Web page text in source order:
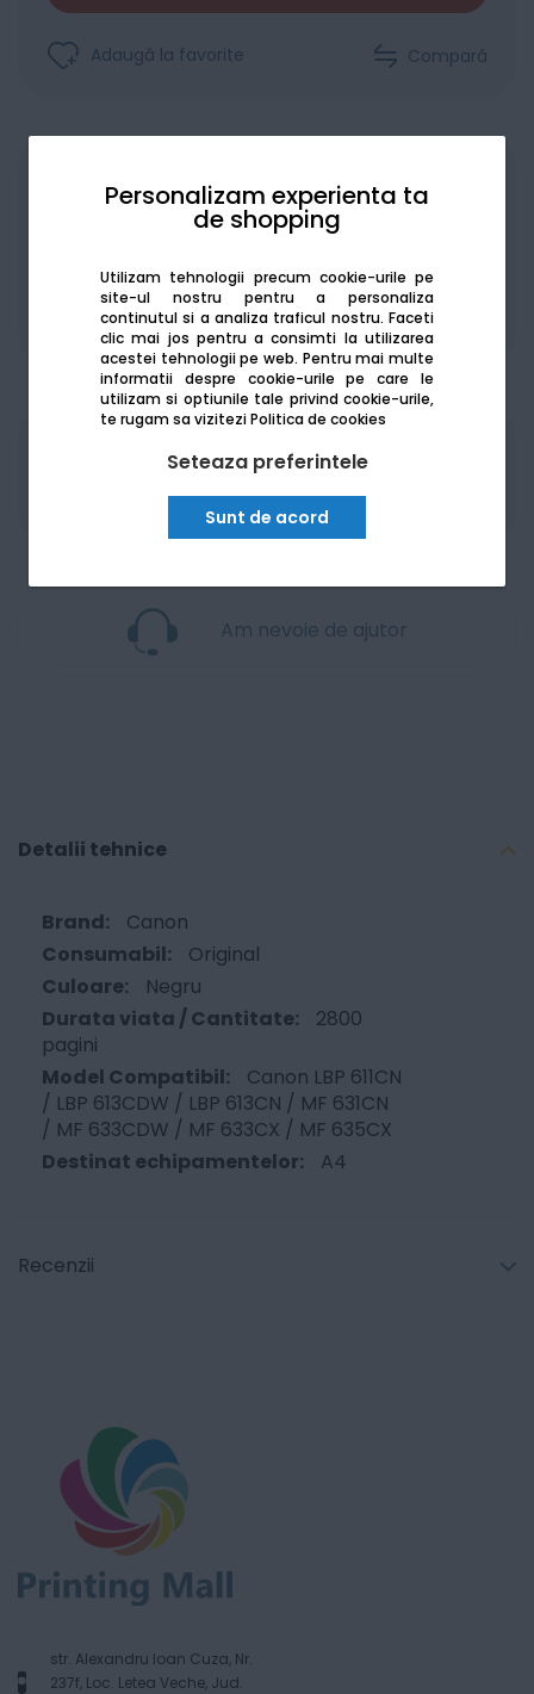
Personalizam experienta ta
de shopping
Utilizam tehnologii precum cookie-urile pe
site-ul nostru pentru a personaliza
continutul si a analiza traficul nostru. Faceti
clic mai jos pentru a consimti la utilizarea
acestei tehnologii pe web. Pentru mai multe
informatii despre cookie-urile pe care le
utilizam si optiunile tale privind cookie-urile,
te rugam sa viziteziPolitica de cookies
Seteaza preferintele
Sunt de acord
Adaugă la favorite Compară
De la: 163.02Lei / lună Vezi detalii
Produsele sunt disponibile pe platforma de
SEAP/SICAP
Am nevoie de ajutor
Detalii tehnice
Canon
Original
Negru
2800
pagini
Canon LBP 611CN
/ LBP 613CDW / LBP 613CN / MF 631CN
/ MF 633CDW / MF 633CX / MF 635CX
A4
Recenzii
str. Alexandru Ioan Cuza, Nr.
237f, Loc. Letea Veche, Jud.